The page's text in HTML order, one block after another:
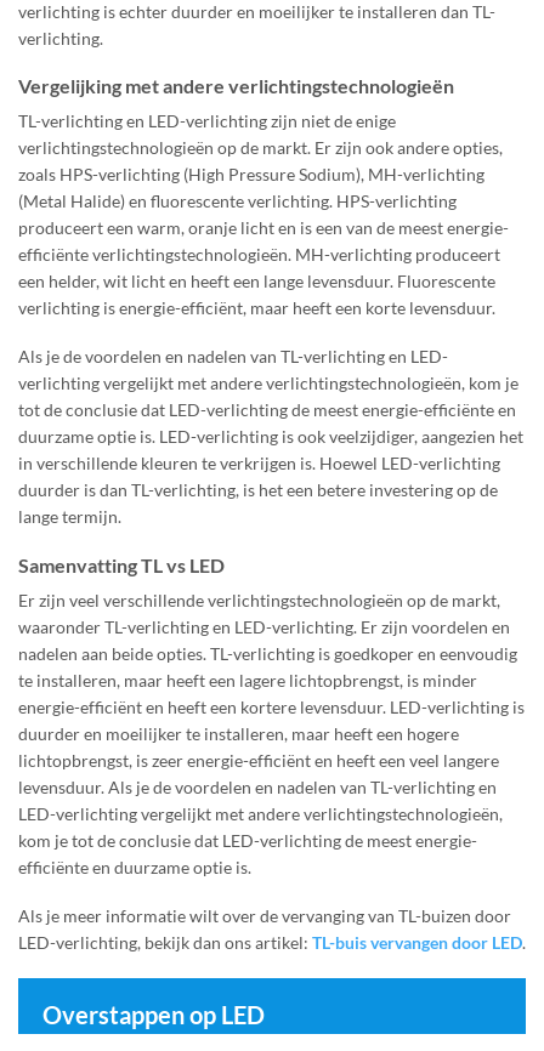
Overstappen op LED
verlichting is echter duurder en moeilijker te installeren dan TL-
verlichting.
Vergelijking met andere verlichtingstechnologieën
TL-verlichting en LED-verlichting zijn niet de enige
verlichtingstechnologieën op de markt. Er zijn ook andere opties,
zoals HPS-verlichting (High Pressure Sodium), MH-verlichting
(Metal Halide) en fluorescente verlichting. HPS-verlichting
produceert een warm, oranje licht en is een van de meest energie-
efficiënte verlichtingstechnologieën. MH-verlichting produceert
een helder, wit licht en heeft een lange levensduur. Fluorescente
verlichting is energie-efficiënt, maar heeft een korte levensduur.
Als je de voordelen en nadelen van TL-verlichting en LED-
verlichting vergelijkt met andere verlichtingstechnologieën, kom je
tot de conclusie dat LED-verlichting de meest energie-efficiënte en
duurzame optie is. LED-verlichting is ook veelzijdiger, aangezien het
in verschillende kleuren te verkrijgen is. Hoewel LED-verlichting
duurder is dan TL-verlichting, is het een betere investering op de
lange termijn.
Samenvatting TL vs LED
Er zijn veel verschillende verlichtingstechnologieën op de markt,
waaronder TL-verlichting en LED-verlichting. Er zijn voordelen en
nadelen aan beide opties. TL-verlichting is goedkoper en eenvoudig
te installeren, maar heeft een lagere lichtopbrengst, is minder
energie-efficiënt en heeft een kortere levensduur. LED-verlichting is
duurder en moeilijker te installeren, maar heeft een hogere
lichtopbrengst, is zeer energie-efficiënt en heeft een veel langere
levensduur. Als je de voordelen en nadelen van TL-verlichting en
LED-verlichting vergelijkt met andere verlichtingstechnologieën,
kom je tot de conclusie dat LED-verlichting de meest energie-
efficiënte en duurzame optie is.
Als je meer informatie wilt over de vervanging van TL-buizen door
LED-verlichting, bekijk dan ons artikel: TL-buis vervangen door LED.